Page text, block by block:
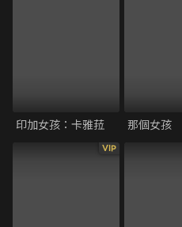
印加女孩：卡雅菈 那個女孩
VIP